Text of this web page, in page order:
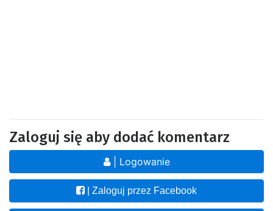
Zaloguj się aby dodać komentarz
| Logowanie
| Zaloguj przez Facebook